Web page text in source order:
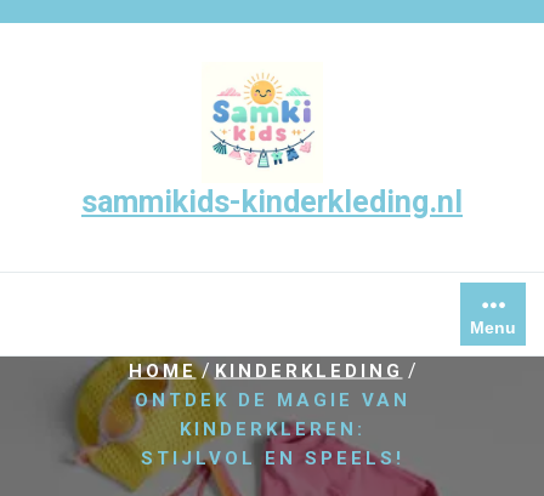
sammikids-kinderkleding.nl
Menu
HOME/ KINDERKLEDING /
ONTDEK DE MAGIE VAN
KINDERKLEREN:
STIJLVOL EN SPEELS!